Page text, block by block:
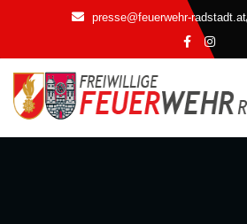
springen
presse@feuerwehr-radstadt.at